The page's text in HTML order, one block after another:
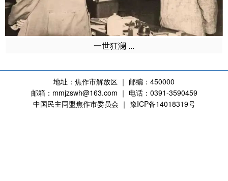
一世狂澜 ...
地址：焦作市解放区 ｜ 邮编：450000
邮箱：mmjzswh@163.com ｜ 电话：0391-3590459
中国民主同盟焦作市委员会 ｜ 豫ICP备14018319号